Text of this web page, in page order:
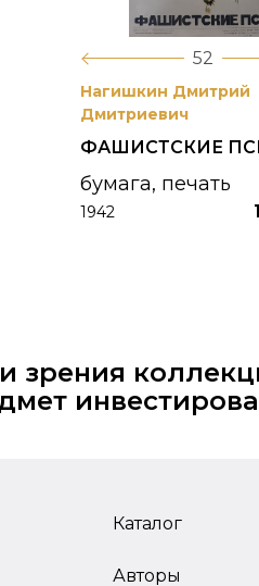
52
Нагишкин Дмитрий
Дмитриевич
ФАШИСТСКИЕ
бумага, печать
1942
зрения
Каталог
Авторы